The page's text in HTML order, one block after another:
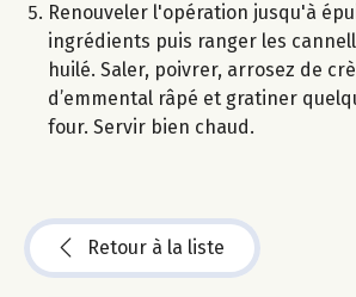
Renouveler l'opération jusqu'à
ingrédients puis ranger les
huilé. Saler, poivrer, arrosez de
d’emmental râpé et gratiner
four. Servir bien chaud.
Retour à la liste